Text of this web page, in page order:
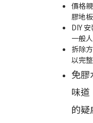
價格
膠地
DIY
一般
拆除
以完
免膠
味道
的疑